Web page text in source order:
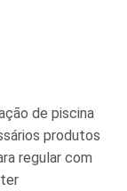
de piscina
produtos
regular com